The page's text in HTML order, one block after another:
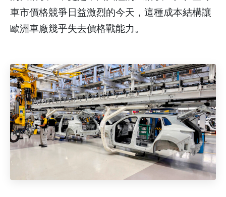
車市價格競爭日益激烈的今天，這種成本結構讓
歐洲車廠幾乎失去價格戰能力。